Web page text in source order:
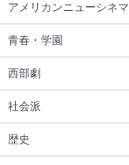
アメリカンニューシネマ
青春・学園
西部劇
社会派
歴史